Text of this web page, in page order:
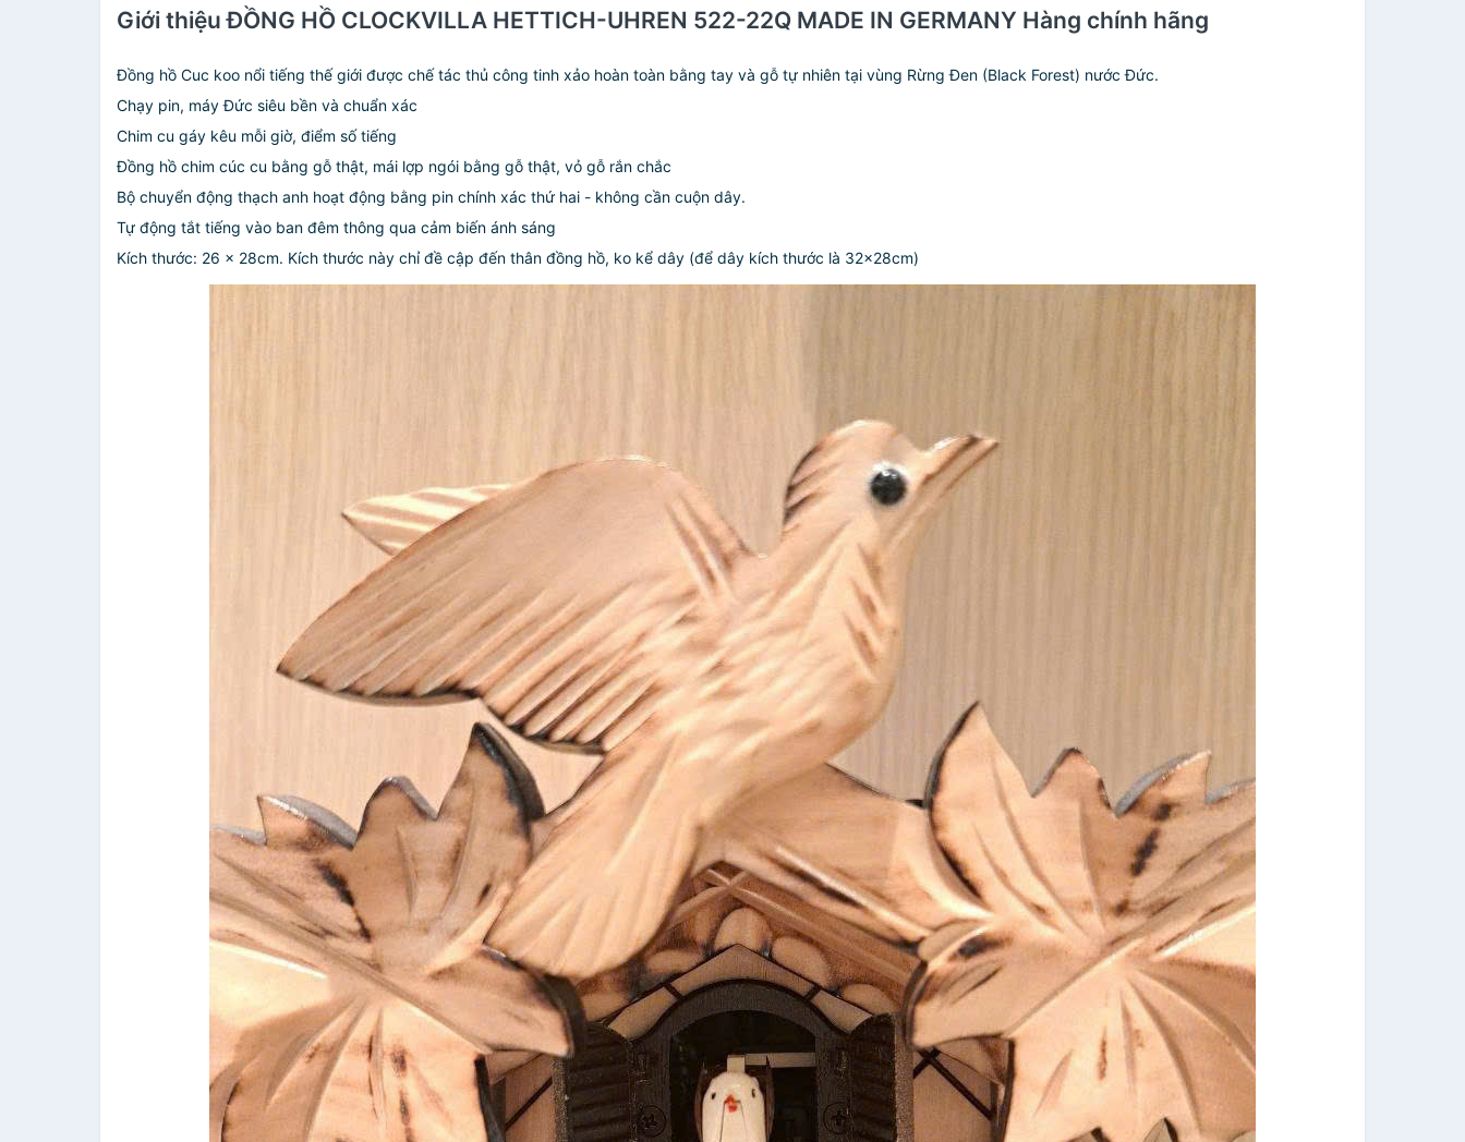
Giới thiệu ĐỒNG HỒ CLOCKVILLA HETTICH-UHREN 522-22Q MADE IN GERMANY Hàng chính hãng
Đồng hồ Cuc koo nổi tiếng thế giới được chế tác thủ công tinh xảo hoàn toàn bằng tay và gỗ tự nhiên tại vùng Rừng Đen (Black Forest) nước Đức.
Chạy pin, máy Đức siêu bền và chuẩn xác
Chim cu gáy kêu mỗi giờ, điểm số tiếng
Đồng hồ chim cúc cu bằng gỗ thật, mái lợp ngói bằng gỗ thật, vỏ gỗ rắn chắc
Bộ chuyển động thạch anh hoạt động bằng pin chính xác thứ hai - không cần cuộn dây.
Tự động tắt tiếng vào ban đêm thông qua cảm biến ánh sáng
Kích thước: 26 x 28cm. Kích thước này chỉ đề cập đến thân đồng hồ, ko kể dây (để dây kích thước là 32x28cm)